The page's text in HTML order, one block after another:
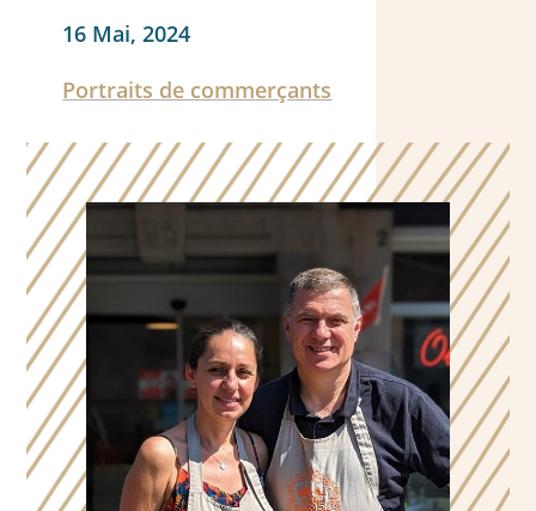
16 Mai, 2024
Portraits de commerçants